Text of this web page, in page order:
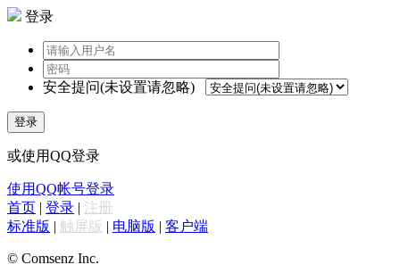
登录
安全提问(未设置请忽略)
登录
或使用QQ登录
使用QQ帐号登录
首页 | 登录 | 注册
标准版 | 触屏版 | 电脑版 | 客户端
© Comsenz Inc.